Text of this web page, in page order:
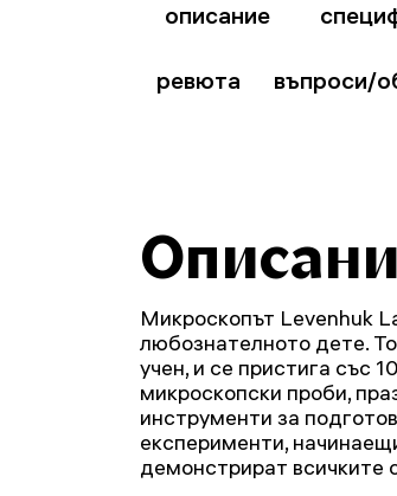
описание
ревюта въпроси/
Микроскопът Levenhuk
любознателното дете.
учен, и се пристига със
микроскопски проби,
инструменти за
експерименти,
демонстрират всичките